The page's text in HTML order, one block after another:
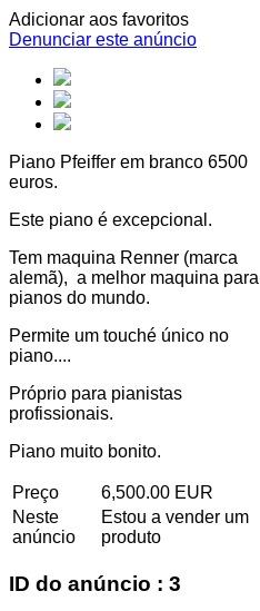
Adicionar aos favoritos
Denunciar este anúncio
Piano Pfeiffer em branco 6500
euros.
Este piano é excepcional.
Tem maquina Renner (marca
alemã), a melhor maquina para
pianos do mundo.
Permite um touché único no
piano....
Próprio para pianistas
profissionais.
Piano muito bonito.
Preço
6,500.00 EUR
Neste
anúncio
Estou a vender um
produto
ID do anúncio : 3